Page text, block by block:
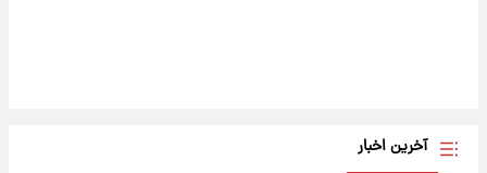
آخرین اخبار